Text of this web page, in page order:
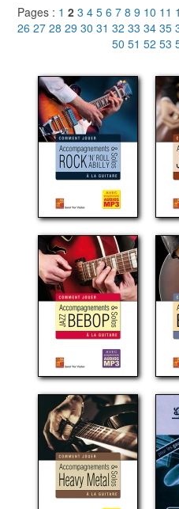
Pages : 1 2 3 4 5 6 7 8 9 10 11
26 27 28 29 30 31 32 33 34 35
50 51 52 53